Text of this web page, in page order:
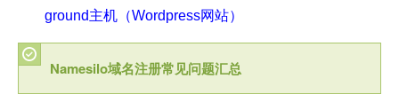
ground主机（Wordpress网站）
Namesilo域名注册常见问题汇总